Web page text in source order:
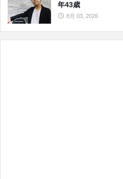
年43歳
8月 03, 2026